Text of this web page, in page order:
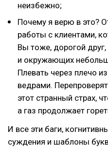
неизбежно;
Почему я верю в это?
работы с клиентами,
Вы тоже, дорогой
и окружающих
Плевать через плечо
ведрами.
этот странный страх,
а газ продолжает
И все эти баги,
суждения и шаблоны